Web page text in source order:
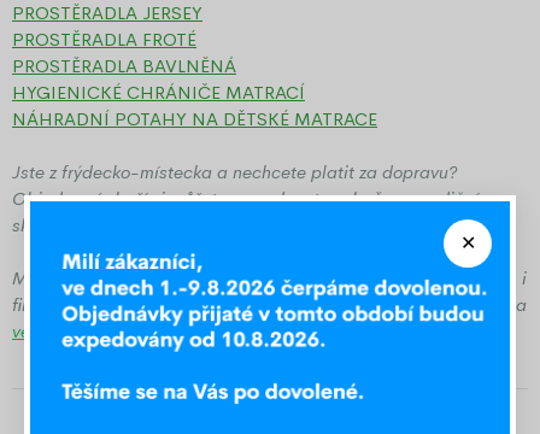
PROSTĚRADLA JERSEY
PROSTĚRADLA FROTÉ
PROSTĚRADLA BAVLNĚNÁ
HYGIENICKÉ CHRÁNIČE MATRACÍ
NÁHRADNÍ POTAHY NA DĚTSKÉ MATRACE
Jste z frýdecko-místecka a nechcete platit za dopravu?
Objednané zboží si můžete vyzvednout osobně v expedičním
skladě ve Frýdku-Místku.
Máte zájem o větší množství za výhodnější cenu? Obchodníkům i
firmám vypracujemevelkoobchodní nabídku . Kontaktujte nás na
velkoobchod@ozeo.cz